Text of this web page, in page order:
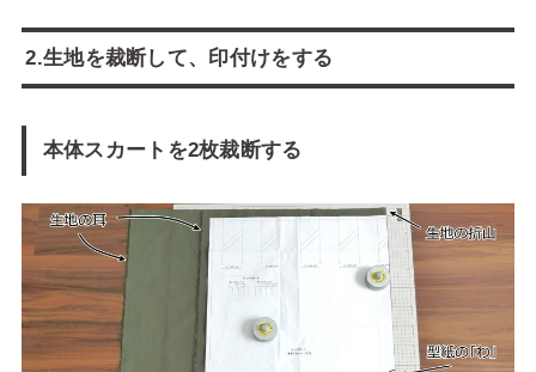
2.生地を裁断して、印付けをする
本体スカートを2枚裁断する